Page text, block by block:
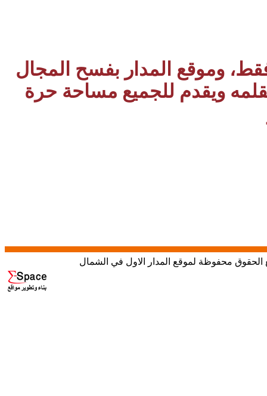
وموقع المدار بفسح المجال
ويقدم للجميع مساحة حرة